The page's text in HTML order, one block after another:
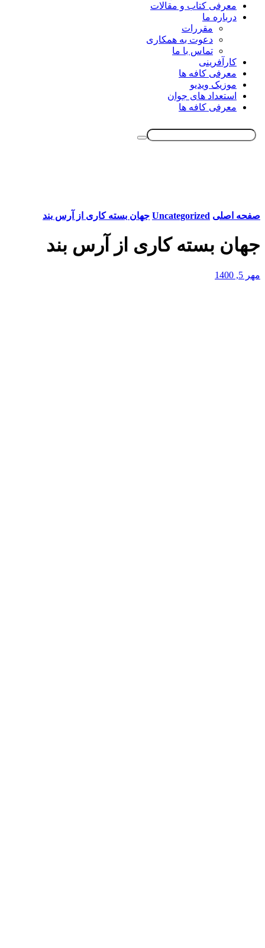
معرفی کتاب و مقالات
درباره ما
مقررات
دعوت به همکاری
تماس با ما
کارآفرینی
معرفی کافه ها
موزیک ویدیو
استعداد های جوان
معرفی کافه ها
صفحه اصلی Uncategorized جهان بسته کاری از آرس بند
جهان بسته کاری از آرس بند
مهر 5, 1400